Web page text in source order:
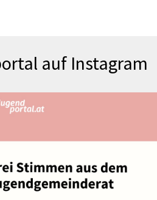
auf Instagram